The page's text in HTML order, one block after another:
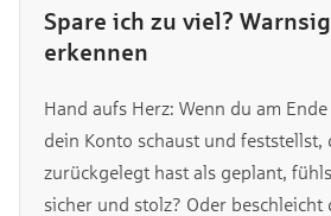
Spare ich zu viel?
erkennen
Hand aufs Herz: Wenn du am
dein Konto schaust und feststellst,
zurückgelegt hast als geplant,
sicher und stolz? Oder beschleicht